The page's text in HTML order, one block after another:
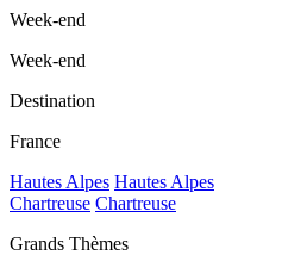
Week-end
Week-end
Destination
France
Hautes Alpes Hautes Alpes
Chartreuse Chartreuse
Grands Thèmes